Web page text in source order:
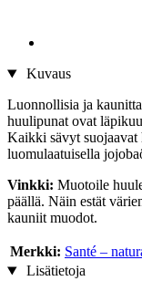
Kuvaus
Luonnollisia ja
huulipunat ovat
Kaikki sävyt suojaavat
luomulaatuisella
Vinkki: Muotoile
päällä. Näin estät
kauniit muodot.
Merkki: Santé –
Lisätietoja